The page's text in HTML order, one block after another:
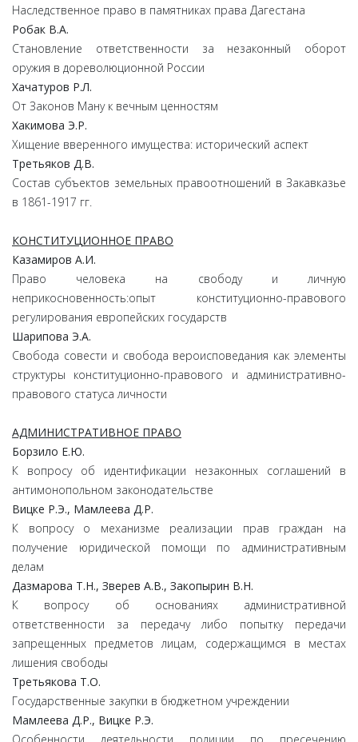
Наследственное право в памятниках права Дагестана
Робак В.А.
Становление ответственности за незаконный оборот
оружия в дореволюционной России
Хачатуров Р.Л.
От Законов Ману к вечным ценностям
Хакимова Э.Р.
Хищение вверенного имущества: исторический аспект
Третьяков Д.В.
Состав субъектов земельных правоотношений в Закавказье
в 1861-1917 гг.
КОНСТИТУЦИОННОЕ ПРАВО
Казамиров А.И.
Право человека на свободу и личную
неприкосновенность:опыт конституционно-правового
регулирования европейских государств
Шарипова Э.А.
Свобода совести и свобода вероисповедания как элементы
структуры конституционно-правового и административно-
правового статуса личности
АДМИНИСТРАТИВНОЕ ПРАВО
Борзило Е.Ю.
К вопросу об идентификации незаконных соглашений в
антимонопольном законодательстве
Вицке Р.Э., Мамлеева Д.Р.
К вопросу о механизме реализации прав граждан на
получение юридической помощи по административным
делам
Дазмарова Т.Н., Зверев А.В., Закопырин В.Н.
К вопросу об основаниях административной
ответственности за передачу либо попытку передачи
запрещенных предметов лицам, содержащимся в местах
лишения свободы
Третьякова Т.О.
Государственные закупки в бюджетном учреждении
Мамлеева Д.Р., Вицке Р.Э.